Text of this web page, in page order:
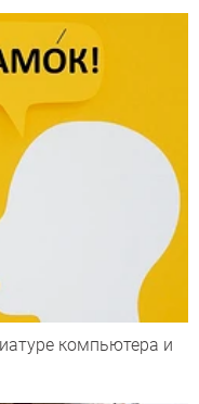
компьютера и